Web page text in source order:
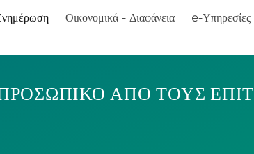
Οικονομικά - Διαφάνεια e-Υπηρεσίες
ΑΠΟ ΤΟΥΣ